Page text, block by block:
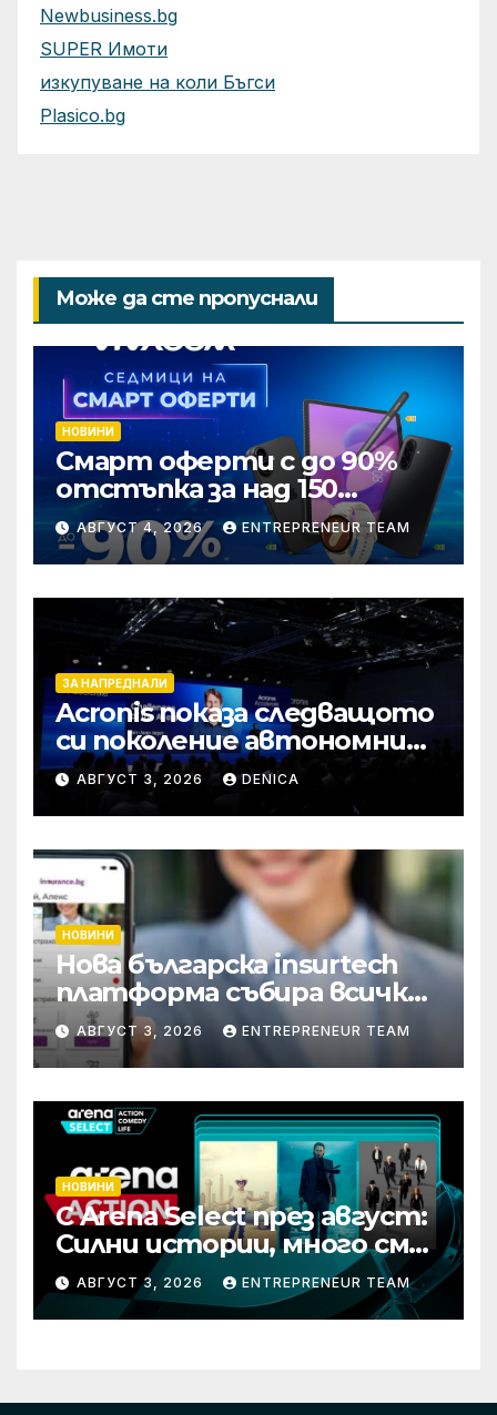
Newbusiness.bg
SUPER Имоти
изкупуване на коли Бъгси
Plasico.bg
Може да сте пропуснали
НОВИНИ
Смарт оферти с до 90%
отстъпка за над 150
устройства от Vivacom
през август
АВГУСТ 4, 2026 ENTREPRENEUR TEAM
ЗА НАПРЕДНАЛИ
Acronis показа следващото
си поколение автономни
услуги
АВГУСТ 3, 2026 DENICA
НОВИНИ
Нова българска insurtech
платформа събира всички
застраховки на едно
място
АВГУСТ 3, 2026 ENTREPRENEUR TEAM
НОВИНИ
С Arena Select през август:
Силни истории, много смях
и срещи с необикновени
герои
АВГУСТ 3, 2026 ENTREPRENEUR TEAM